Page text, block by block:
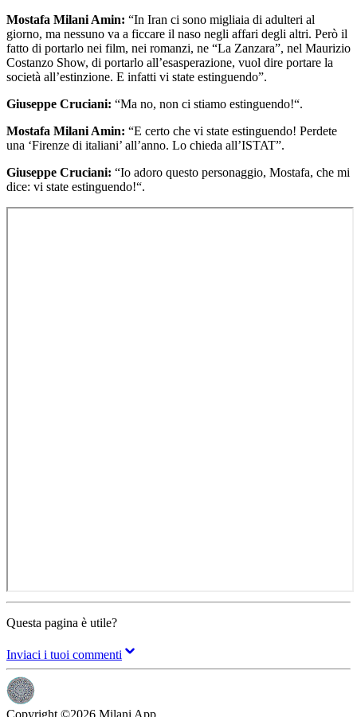
Mostafa Milani Amin: “In Iran ci sono migliaia di adulteri al
giorno, ma nessuno va a ficcare il naso negli affari degli altri. Però il
fatto di portarlo nei film, nei romanzi, ne “La Zanzara”, nel Maurizio
Costanzo Show, di portarlo all’esasperazione, vuol dire portare la
società all’estinzione. E infatti vi state estinguendo”.
Giuseppe Cruciani: “Ma no, non ci stiamo estinguendo!“.
Mostafa Milani Amin: “E certo che vi state estinguendo! Perdete
una ‘Firenze di italiani’ all’anno. Lo chieda all’ISTAT”.
Giuseppe Cruciani: “Io adoro questo personaggio, Mostafa, che mi
dice: vi state estinguendo!“.
Questa pagina è utile?
Inviaci i tuoi commenti
Copyright ©2026 Milani App.